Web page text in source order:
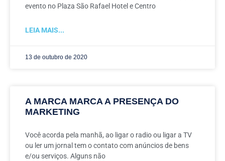
evento no Plaza São Rafael Hotel e Centro
LEIA MAIS...
13 de outubro de 2020
A MARCA MARCA A PRESENÇA DO
MARKETING
Você acorda pela manhã, ao ligar o radio ou ligar a TV
ou ler um jornal tem o contato com anúncios de bens
e/ou serviços. Alguns não